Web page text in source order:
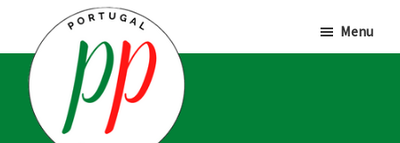
hoofd
inhoud
eerste
sidebar
voettekst
Menu